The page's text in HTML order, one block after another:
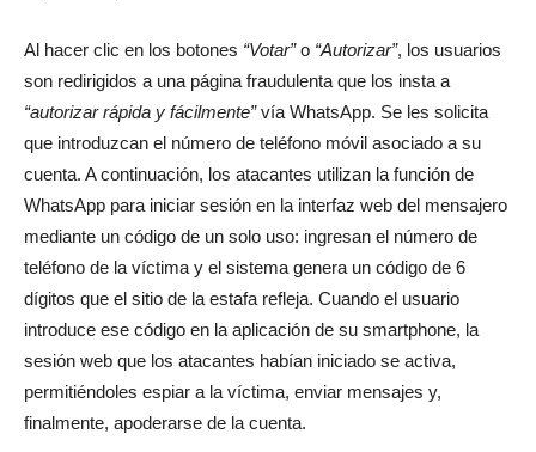
Al hacer clic en los botones “Votar”o “Autorizar”, los usuarios
son redirigidos a una página fraudulenta que los insta a
“autorizar rápida y fácilmente”vía WhatsApp. Se les solicita
que introduzcan el número de teléfono móvil asociado a su
cuenta. A continuación, los atacantes utilizan la función de
WhatsApp para iniciar sesión en la interfaz web del mensajero
mediante un código de un solo uso: ingresan el número de
teléfono de la víctima y el sistema genera un código de 6
dígitos que el sitio de la estafa refleja. Cuando el usuario
introduce ese código en la aplicación de su smartphone, la
sesión web que los atacantes habían iniciado se activa,
permitiéndoles espiar a la víctima, enviar mensajes y,
finalmente, apoderarse de la cuenta.